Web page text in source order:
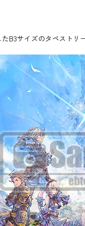
B3サイズのタペストリ